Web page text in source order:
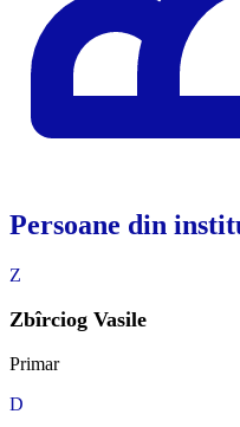
Persoane din
Z
Zbîrciog Vasile
Primar
D